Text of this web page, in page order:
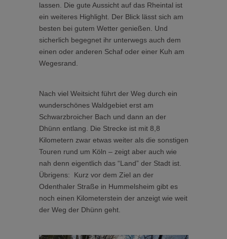
lassen. Die gute Aussicht auf das Rheintal ist
ein weiteres Highlight. Der Blick lässt sich am
besten bei gutem Wetter genießen. Und
sicherlich begegnet ihr unterwegs auch dem
einen oder anderen Schaf oder einer Kuh am
Wegesrand.
Nach viel Weitsicht führt der Weg durch ein
wunderschönes Waldgebiet erst am
Schwarzbroicher Bach und dann an der
Dhünn entlang. Die Strecke ist mit 8,8
Kilometern zwar etwas weiter als die sonstigen
Touren rund um Köln – zeigt aber auch wie
nah denn eigentlich das “Land” der Stadt ist.
Übrigens: Kurz vor dem Ziel an der
Odenthaler Straße in Hummelsheim gibt es
noch einen Kilometerstein der anzeigt wie weit
der Weg der Dhünn geht.